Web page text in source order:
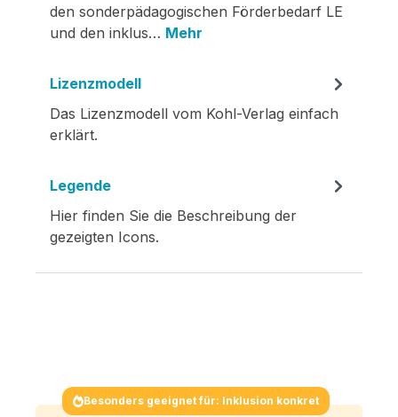
den sonderpädagogischen Förderbedarf LE
und den inklus… Mehr
Lizenzmodell
Das Lizenzmodell vom Kohl-Verlag einfach
erklärt.
Legende
Hier finden Sie die Beschreibung der
gezeigten Icons.
Besonders geeignet für: Inklusion konkret